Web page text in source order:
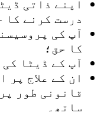
اپنے ذاتی
درست کرنے کا
آپ کی
کا حق؛
آپ کے ڈیٹا
ان کے علاج پر
قانونی طور
ساتھ۔